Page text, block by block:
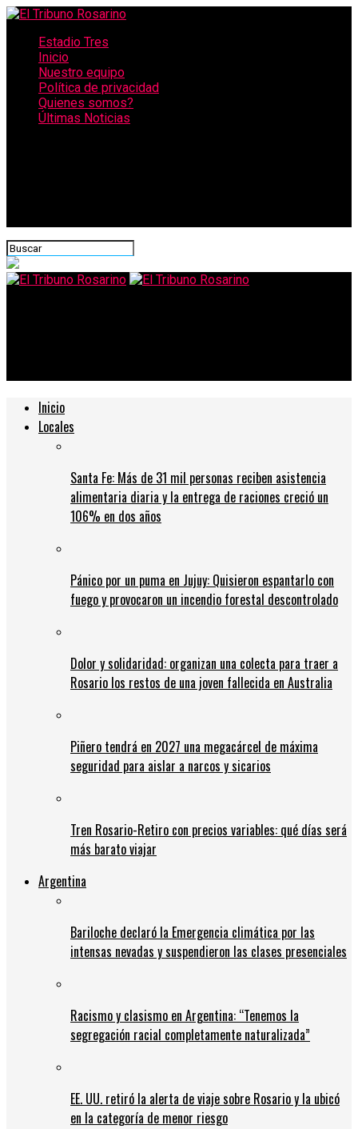
Estadio Tres
Inicio
Nuestro equipo
Política de privacidad
Quienes somos?
Últimas Noticias
Inicio
Locales
Santa Fe: Más de 31 mil personas reciben asistencia
alimentaria diaria y la entrega de raciones creció un
106% en dos años
Pánico por un puma en Jujuy: Quisieron espantarlo con
fuego y provocaron un incendio forestal descontrolado
Dolor y solidaridad: organizan una colecta para traer a
Rosario los restos de una joven fallecida en Australia
Piñero tendrá en 2027 una megacárcel de máxima
seguridad para aislar a narcos y sicarios
Tren Rosario-Retiro con precios variables: qué días será
más barato viajar
Argentina
Bariloche declaró la Emergencia climática por las
intensas nevadas y suspendieron las clases presenciales
Racismo y clasismo en Argentina: “Tenemos la
segregación racial completamente naturalizada”
EE. UU. retiró la alerta de viaje sobre Rosario y la ubicó
en la categoría de menor riesgo